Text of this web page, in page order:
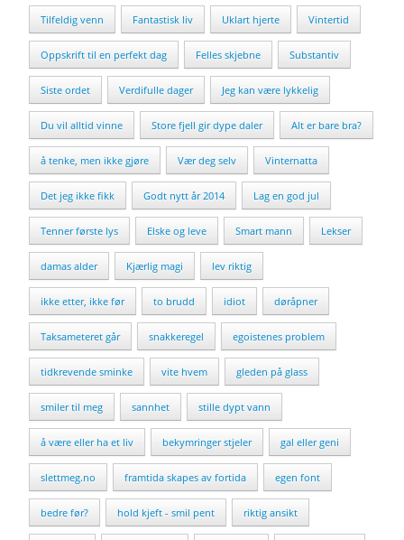
Tilfeldig venn Fantastisk liv Uklart hjerte Vintertid
Oppskrift til en perfekt dag Felles skjebne Substantiv
Siste ordet Verdifulle dager Jeg kan være lykkelig
Du vil alltid vinne Store fjell gir dype daler Alt er bare bra?
å tenke, men ikke gjøre Vær deg selv Vinternatta
Det jeg ikke fikk Godt nytt år 2014 Lag en god jul
Tenner første lys Elske og leve Smart mann Lekser
damas alder Kjærlig magi lev riktig
ikke etter, ikke før to brudd idiot døråpner
Taksameteret går snakkeregel egoistenes problem
tidkrevende sminke vite hvem gleden på glass
smiler til meg sannhet stille dypt vann
å være eller ha et liv bekymringer stjeler gal eller geni
slettmeg.no framtida skapes av fortida egen font
bedre før? hold kjeft - smil pent riktig ansikt